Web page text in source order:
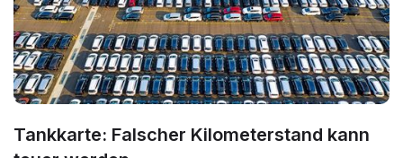
Tankkarte: Falscher Kilometerstand kann